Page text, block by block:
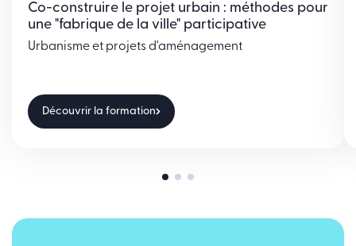
Co-construire le projet urbain : méthodes pour
une "fabrique de la ville" participative
Urbanisme et projets d'aménagement
Découvrir la formation